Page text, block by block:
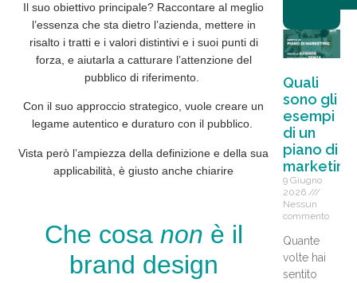
Il suo obiettivo principale? Raccontare al meglio
l’essenza che sta dietro l’azienda, mettere in
risalto i tratti e i valori distintivi e i suoi punti di
forza, e aiutarla a catturare l’attenzione del
pubblico di riferimento.
Con il suo approccio strategico, vuole creare un
legame autenticoe duraturo con il pubblico.
Vista però l’ampiezza della definizione e della sua
applicabilità, è giusto anche chiarire
Che cosa non è il
brand design
Quali
sono gli
esempi
di un
piano di
9 Giugno
2026
Nessun
commento
Quante
volte hai
sentito